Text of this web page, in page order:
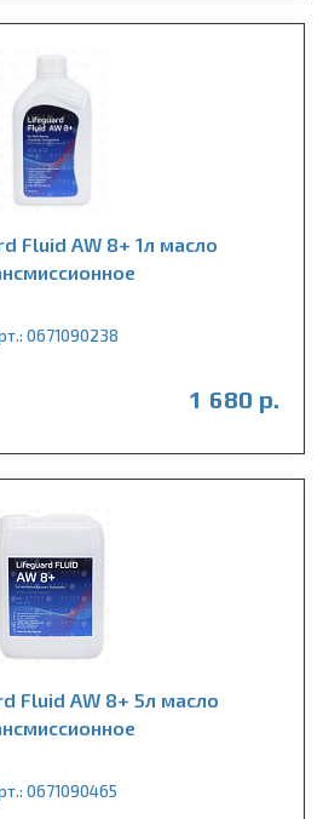
Fluid AW 8+ 1л масло
0671090238
1 680 р.
Fluid AW 8+ 5л масло
0671090465